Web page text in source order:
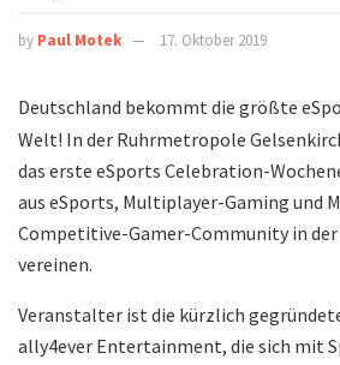
by Paul Motek 17. Oktober 2019
Deutschland bekommt die größte
Welt! In der Ruhrmetropole
das erste eSports Celebration-
aus eSports, Multiplayer-Gaming und
Competitive-Gamer-Community in der
vereinen.
Veranstalter ist die kürzlich
ally4ever Entertainment, die sich mit